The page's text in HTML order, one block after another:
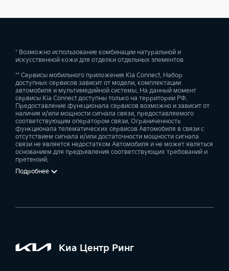
* Возможно использование комбинации натуральной и
искусственной кожи для отделки отдельных элементов
** Сервисы мобильного приложения Kia Connect. Набор
доступных сервисов зависит от модели, комплектации
автомобиля и мультимедийной системы. На данный момент
сервисы Kia Connect доступны только на территории РФ.
Предоставление функционала сервисов возможно и зависит от
наличия и/или мощности сигнала связи, предоставляемого
соответствующим оператором связи. Ограниченность
функционала телематических сервисов Автомобиля в связи с
отсутствием сигнала и/или достаточности мощности сигнала
связи не является недостатком Автомобиля и не может являться
основанием для предъявления соответствующих требований и
претензий.
Подробнее
Киа Центр Ринг